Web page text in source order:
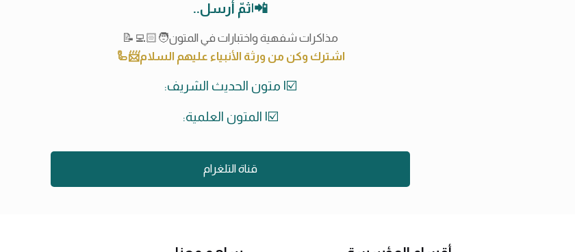
📲|ثمّ أرسل..
مذاكرات شفهية واختبارات في المتون🧑🏻‍💻📝
اشترك وكن من ورثة الأنبياء عليهم السلام📨🦾
☑️| متون الحديث الشريف:
☑️| المتون العلمية:
قناة التلغرام